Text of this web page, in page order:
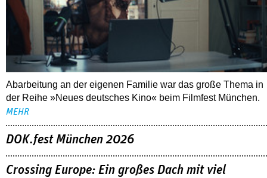
Abarbeitung an der eigenen Familie war das große Thema in
der Reihe »Neues deutsches Kino« beim Filmfest München.
MEHR
DOK.fest München 2026
Crossing Europe: Ein großes Dach mit viel